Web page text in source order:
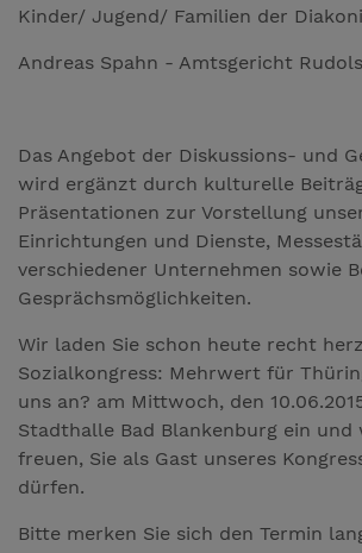
Kinder/ Jugend/ Familien der
Andreas Spahn - Amtsgericht
Das Angebot der Diskussions- und
wird ergänzt durch kulturelle
Präsentationen zur Vorstellung
Einrichtungen und Dienste,
verschiedener Unternehmen sowie
Gesprächsmöglichkeiten.
Wir laden Sie schon heute recht
Sozialkongress: Mehrwert für
uns an? am Mittwoch, den
Stadthalle Bad Blankenburg ein und
freuen, Sie als Gast unseres
dürfen.
Bitte merken Sie sich den Termin